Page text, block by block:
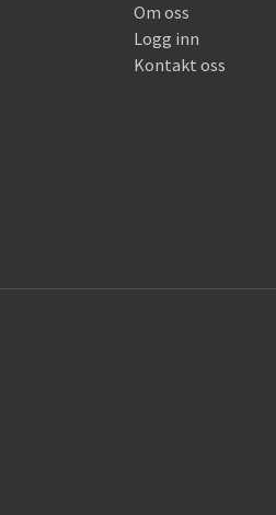
Om oss
Logg inn
Kontakt oss